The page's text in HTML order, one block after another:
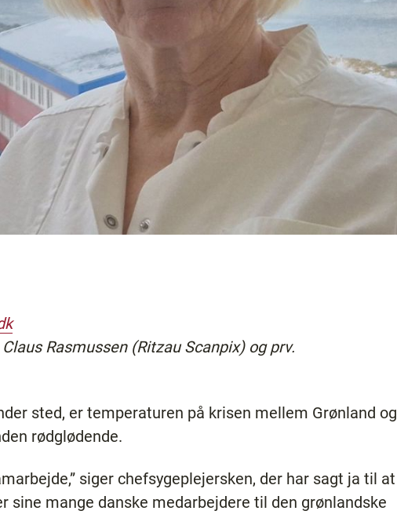
Rasmussen (Ritzau Scanpix) og prv.
sted, er temperaturen på krisen mellem Grønland og
rødglødende.
siger chefsygeplejersken, der har sagt ja til at
mange danske medarbejdere til den grønlandske